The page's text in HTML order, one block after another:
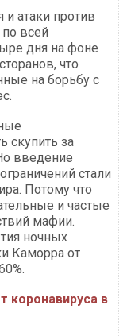
и атаки против
всей
дня на фоне
что
на борьбу с
скупить за
введение
стали
Потому что
и частые
мафии.
ночных
Каморра от
коронавируса в